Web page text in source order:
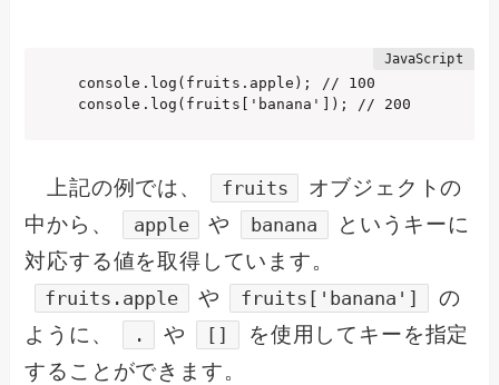
console.log(fruits.apple); // 100
console.log(fruits['banana']); // 200
上記の例では、 fruits
オブジェクトの
中から、
apple や banana
というキーに
対応する値を取得しています。
fruits.apple や fruits['banana']
の
ように、
. や []
を使用してキーを指定
することができます。